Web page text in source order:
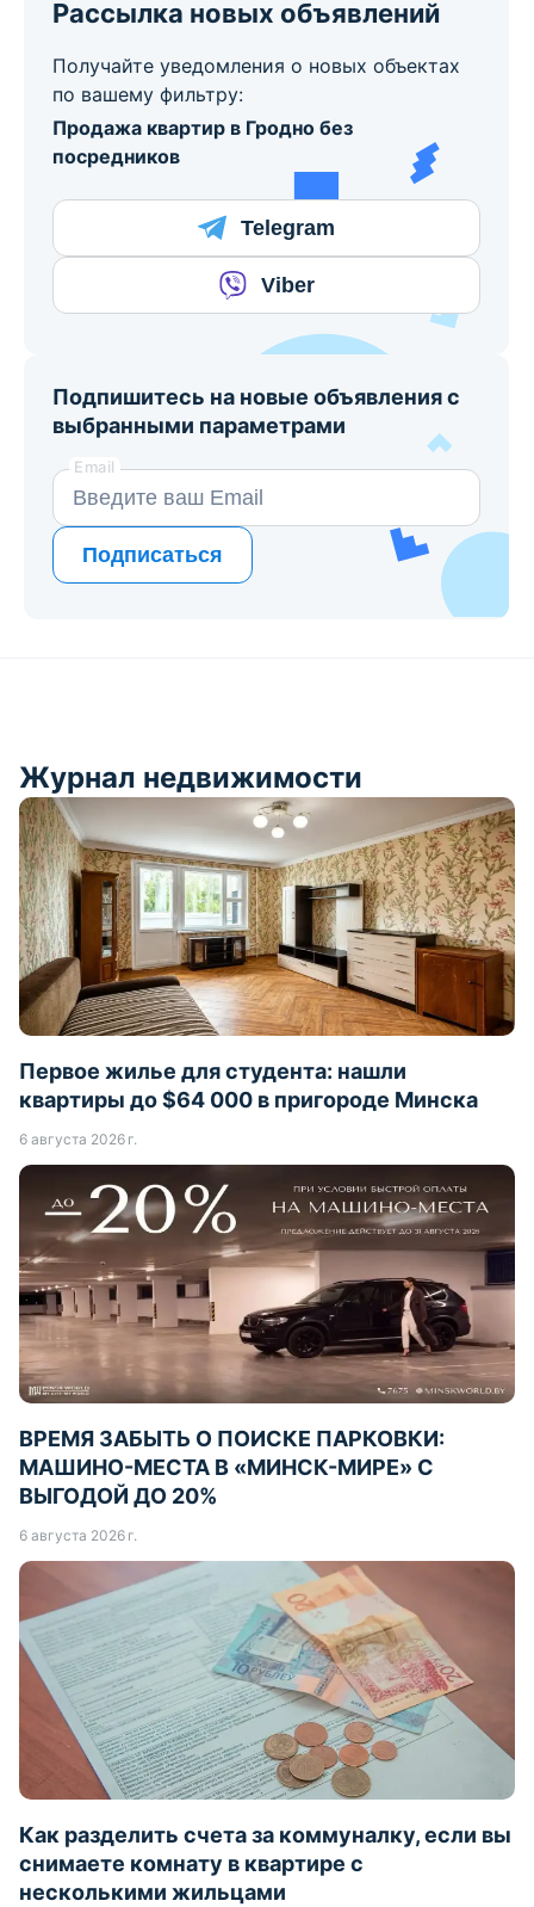
Рассылка новых объявлений
Получайте уведомления о новых объектах
по вашему фильтру:
Продажа квартир в Гродно без
посредников
Telegram
Viber
Подпишитесь на новые объявления с
выбранными параметрами
Email
Подписаться
Журнал недвижимости
Первое жилье для студента: нашли
квартиры до $64 000 в пригороде Минска
6 августа 2026 г.
ВРЕМЯ ЗАБЫТЬ О ПОИСКЕ ПАРКОВКИ:
МАШИНО-МЕСТА В «МИНСК-МИРЕ» С
ВЫГОДОЙ ДО 20%
6 августа 2026 г.
Как разделить счета за коммуналку, если вы
снимаете комнату в квартире с
несколькими жильцами